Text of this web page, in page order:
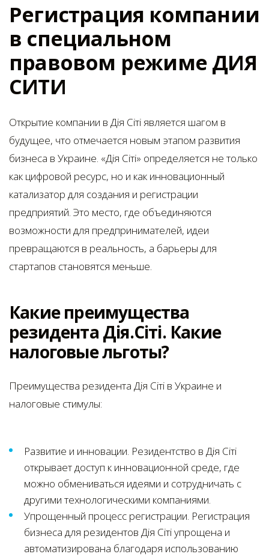
Регистрация компании
в специальном
правовом режиме ДИЯ
СИТИ
Открытие компании в Дія Сіті является шагом в
будущее, что отмечается новым этапом развития
бизнеса в Украине. «Дія Сіті» определяется не только
как цифровой ресурс, но и как инновационный
катализатор для создания и регистрации
предприятий. Это место, где объединяются
возможности для предпринимателей, идеи
превращаются в реальность, а барьеры для
стартапов становятся меньше.
Какие преимущества
резидента Дія.Сіті. Какие
налоговые льготы?
Преимущества резидента Дія Сіті в Украине и
налоговые стимулы:
Развитие и инновации. Резидентство в Дія Сіті
открывает доступ к инновационной среде, где
можно обмениваться идеями и сотрудничать с
другими технологическими компаниями.
Упрощенный процесс регистрации. Регистрация
бизнеса для резидентов Дія Сіті упрощена и
автоматизирована благодаря использованию